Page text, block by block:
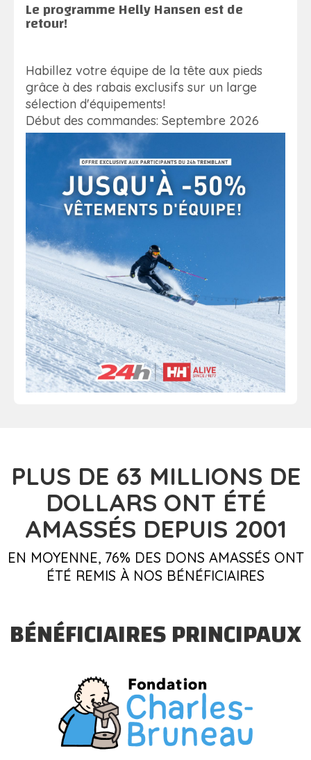
Le programme Helly Hansen est de
retour!
Habillez votre équipe de la tête aux pieds
grâce à des rabais exclusifs sur un large
sélection d'équipements!
Début des commandes: Septembre 2026
PLUS DE 63 MILLIONS DE
DOLLARS ONT ÉTÉ
AMASSÉS DEPUIS 2001
EN MOYENNE, 76% DES DONS AMASSÉS ONT
ÉTÉ REMIS À NOS BÉNÉFICIAIRES
BÉNÉFICIAIRES PRINCIPAUX